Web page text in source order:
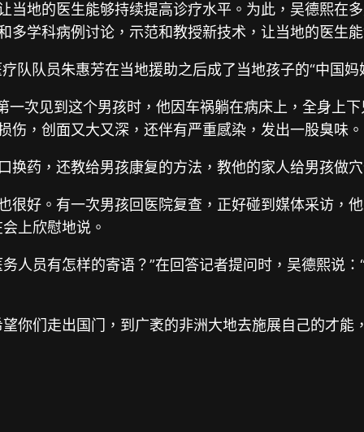
当地的医生能够持续提高诊疗水平。为此，吴德熙在
多学科病例讨论，示范和教授新技术，让当地的医生
队队员朱惠芳在当地援助之后成了当地孩子的“中国妈
一次见到这个男孩时，他因车祸躺在病床上，全身上
，创面又大又深，还伴有严重感染，发出一股臭味。
药，还教给男孩康复的方法，教他的家人给男孩做
好。有一次男孩回医院复查，正好碰到媒体采访，
上欣慰地说。
人员有怎样的寄语？”在回答记者提问时，吴德熙说
你们走出国门，到广袤的非洲大地去施展自己的才能